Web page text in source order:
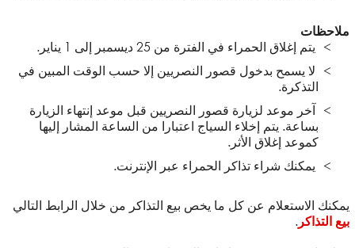
ملاحظات
يتم إغلاق الحمراء في الفترة من 25 ديسمبر إلى 1 يناير.
لا يسمح بدخول قصور النصريين إلا حسب الوقت المبين في
التذكرة.
آخر موعد لزيارة قصور النصريين قبل موعد إنتهاء الزيارة
بساعة. يتم إخلاء السياج اعتبارا من الساعة المشار إليها
كموعد إغلاق الأثر.
يمكنك شراء تذاكر الحمراء عبر الإنترنت.
يمكنك الاستعلام عن كل ما يخص بيع التذاكر من خلال الرابط التالي
بيع التذاكر .